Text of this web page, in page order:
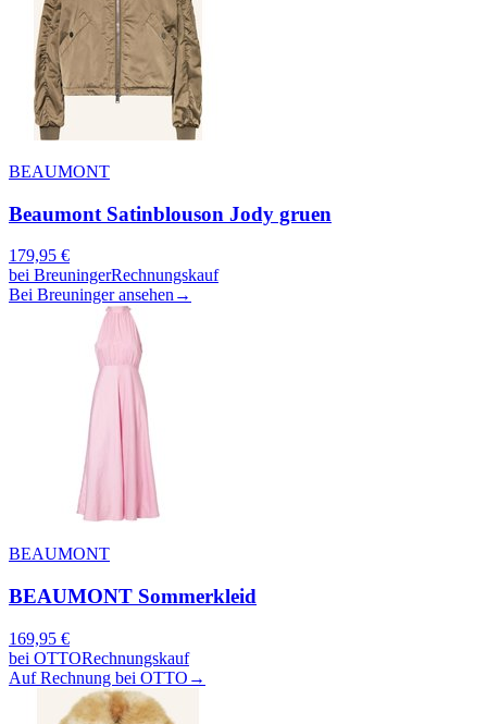
BEAUMONT
Beaumont Satinblouson Jody gruen
179,95 €
bei BreuningerRechnungskauf
Bei Breuninger ansehen →
BEAUMONT
BEAUMONT Sommerkleid
169,95 €
bei OTTORechnungskauf
Auf Rechnung bei OTTO →